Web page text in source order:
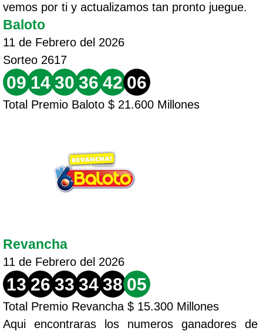
vemos por ti y actualizamos tan pronto juegue.
Baloto
11 de Febrero del 2026
Sorteo 2617
09 14 30 36 42 06
Total Premio Baloto $ 21.600 Millones
Revancha
11 de Febrero del 2026
13 26 33 34 38 05
Total Premio Revancha $ 15.300 Millones
Aqui encontraras los numeros ganadores de